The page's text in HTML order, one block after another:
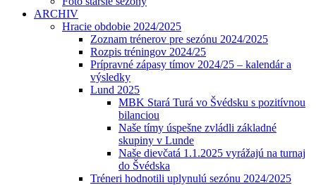
ARCHIV
Hracie obdobie 2024/2025
Zoznam trénerov pre sezónu 2024/2025
Rozpis tréningov 2024/25
Prípravné zápasy tímov 2024/25 – kalendár a
výsledky
Lund 2025
MBK Stará Turá vo Švédsku s pozitívnou
bilanciou
Naše tímy úspešne zvládli základné
skupiny v Lunde
Naše dievčatá 1.1.2025 vyrážajú na turnaj
do Švédska
Tréneri hodnotili uplynulú sezónu 2024/2025